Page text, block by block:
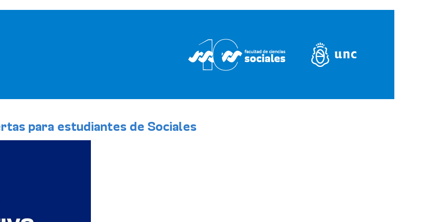
para estudiantes de Sociales